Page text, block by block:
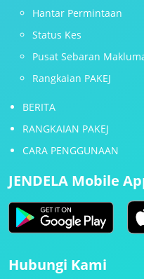
Hantar Permintaan
Status Kes
Pusat Sebaran
Rangkaian PAKEJ
BERITA
RANGKAIAN PAKEJ
CARA PENGGUNAAN
JENDELA Mobile
Hubungi Kami